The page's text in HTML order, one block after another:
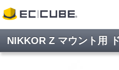
NIKKOR Z マウント用